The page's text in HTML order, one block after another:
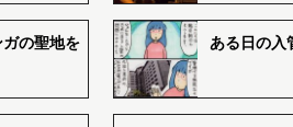
の聖地を
ある日の入